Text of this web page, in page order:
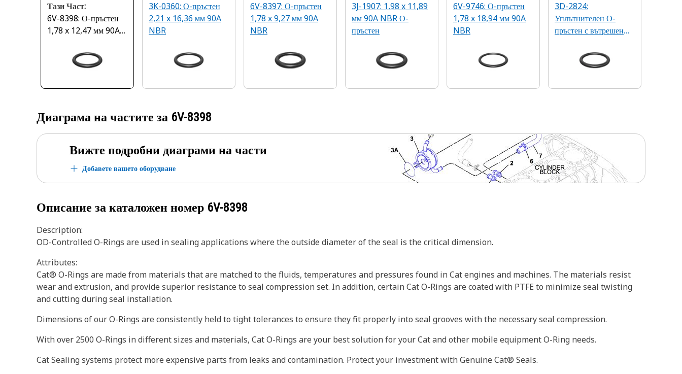
Тази Част:
6V-8398: О-пръстен
1,78 x 12,47 мм 90A
3K-0360: О-пръстен
2,21 x 16,36 мм 90A
NBR
6V-8397: О-пръстен
1,78 x 9,27 мм 90A
NBR
3J-1907: 1,98 x 11,89
мм 90A NBR О-
пръстен
6V-9746: О-пръстен
1,78 x 18,94 мм 90A
NBR
3D-2824:
Уплътнителен О-
пръстен с вътрешен
Диаграма на частите за 6V-8398
Вижте подробни диаграми на части
Добавете вашето оборудване
Описание за каталожен номер 6V-8398
Description:
OD-Controlled O-Rings are used in sealing applications where the outside diameter of the seal is the critical dimension.
Attributes:
Cat® O-Rings are made from materials that are matched to the fluids, temperatures and pressures found in Cat engines and machines. The materials resist
wear and extrusion, and provide superior resistance to seal compression set. In addition, certain Cat O-Rings are coated with PTFE to minimize seal twisting
and cutting during seal installation.
Dimensions of our O-Rings are consistently held to tight tolerances to ensure they fit properly into seal grooves with the necessary seal compression.
With over 2500 O-Rings in different sizes and materials, Cat O-Rings are your best solution for your Cat and other mobile equipment O-Ring needs.
Cat Sealing systems protect more expensive parts from leaks and contamination. Protect your investment with Genuine Cat® Seals.